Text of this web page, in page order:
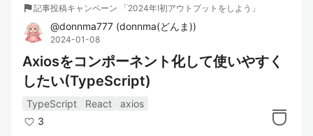
flag記事投稿キャンペーン 「2024年!初アウトプットをしよう」
@donnma777 (donnma(どんま))
2024-01-08
Axiosをコンポーネント化して使いやすく
したい(TypeScript)
TypeScript React
axios
3